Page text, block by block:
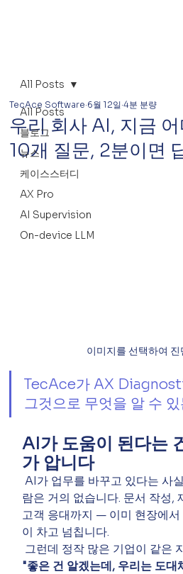
All Posts
블로그
뉴스
케이스스터디
AX Pro
AI Supervision
On-device LLM
All Posts
우리 회사 AI, 지금
10개 질문, 2분이면
TecAce Software 6월 12일 4분 분량
이미지를 선택하여 진
TecAce가 AX
그것으로 무엇을 알 수
AI가 도움이 된다는
가 압니다
AI가 업무를 바꾸고 있다는 사실에 이제 토를 다는 사
람은 거의 없습니다. 문서 작성,
고객 응대까지 — 이미 현장에서
이 차고 넘칩니다.
그런데 정작 많은 기업이 같은
"좋은 건 알겠는데, 우리는 도대